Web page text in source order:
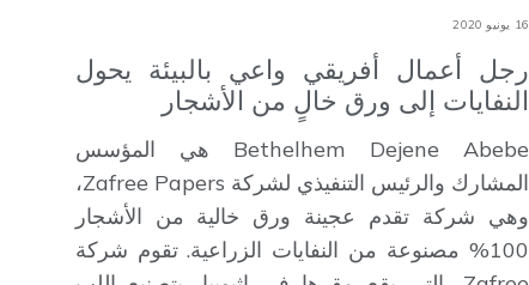
16 يونيو 2020
رجل أعمال أفريقي واعي بالبيئة يحول
النفايات إلى ورق خالٍ من الأشجار
Bethelhem Dejene Abebe هي المؤسس
المشارك والرئيس التنفيذي لشركة Zafree Papers،
وهي شركة تقدم عجينة ورق خالية من الأشجار
100% مصنوعة من النفايات الزراعية. تقوم شركة